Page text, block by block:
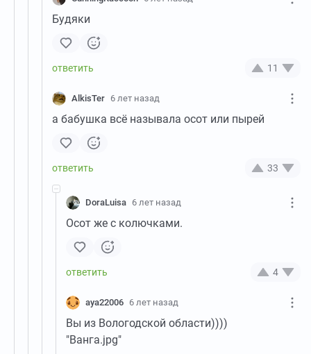
Будяки
11
AlkisTer 6 лет назад
а бабушка всё называла осот или пырей
33
DoraLuisa 6 лет назад
Осот же с колючками.
4
aya22006 6 лет назад
Вы из Вологодской области))))
"Ванга.jpg"